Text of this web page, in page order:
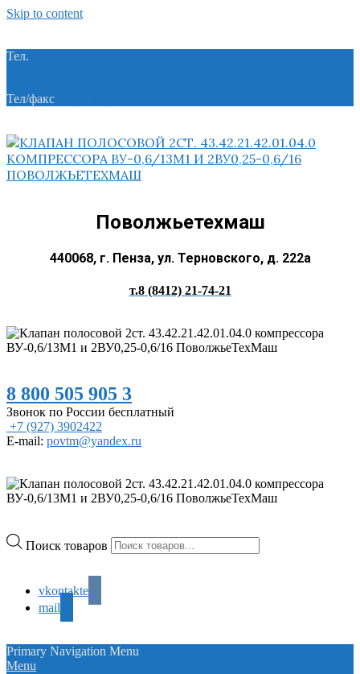
Skip to content
Тел.
Тел/факс
Поволжьетехмаш
440068, г. Пенза, ул. Терновского, д. 222а
т.8 (8412) 21-74-21
8 800 505 905 3
Звонок по России бесплатный
+7 (927) 3902422
E-mail: povtm@yandex.ru
Поиск товаров
vkontakte
mail
Primary Navigation Menu
Menu